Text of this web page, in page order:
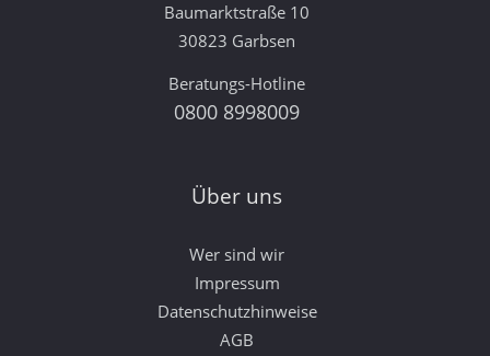
Baumarktstraße 10
30823 Garbsen
Beratungs-Hotline
0800 8998009
Über uns
Wer sind wir
Impressum
Datenschutzhinweise
AGB